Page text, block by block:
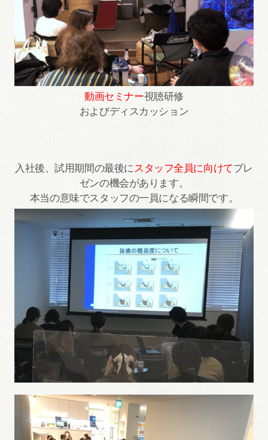
動画セミナー視聴研修
およびディスカッション
入社後、試用期間の最後に スタッフ全員に向けてプレ
ゼンの機会があります。
本当の意味でスタッフの一員になる瞬間です。